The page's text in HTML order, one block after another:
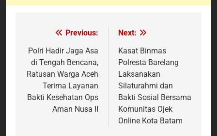
Navigasi
pos
Previous:
Polri Hadir Jaga Asa
di Tengah Bencana,
Ratusan Warga Aceh
Terima Layanan
Bakti Kesehatan Ops
Aman Nusa II
Next:
Kasat Binmas
Polresta Barelang
Laksanakan
Silaturahmi dan
Bakti Sosial Bersama
Komunitas Ojek
Online Kota Batam